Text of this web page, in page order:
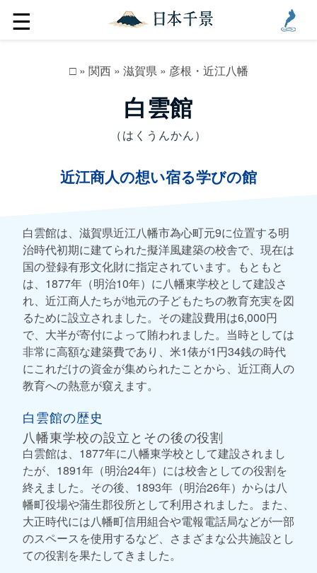
☰
□» 関西» 滋賀県» 彦根・近江八幡
白雲館
（はくうんかん）
近江商人の想い宿る学びの館
白雲館は、滋賀県近江八幡市為心町元9に位置する明
治時代初期に建てられた擬洋風建築の校舎で、現在は
国の登録有形文化財に指定されています。もともと
は、1877年（明治10年）に八幡東学校として建設さ
れ、近江商人たちが地元の子どもたちの教育充実を図
るために設立されました。その建設費用は6,000円
で、大半が寄付によって賄われました。当時としては
非常に高額な建築費であり、米1俵が1円34銭の時代
にこれだけの資金が集められたことから、近江商人の
教育への熱意が窺えます。
白雲館の歴史
八幡東学校の設立とその後の役割
白雲館は、1877年に八幡東学校として建設されまし
たが、1891年（明治24年）には校舎としての役割を
終えました。その後、1893年（明治26年）からは八
幡町役場や蒲生郡役所として利用されました。また、
大正時代には八幡町信用組合や電報電話局などが一部
のスペースを使用するなど、さまざまな公共施設とし
ての役割を果たしてきました。